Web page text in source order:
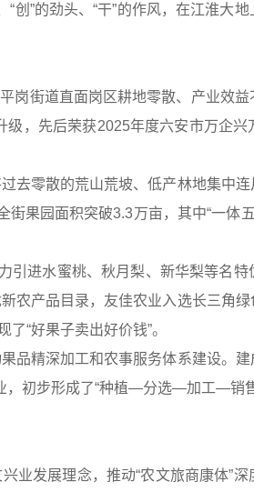
”的劲头、“干”的作风，在江淮大地
岗街道直面岗区耕地零散、产业效
级，先后荣获2025年度六安市万企
去零散的荒山荒坡、低产林地集中
果园面积突破3.3万亩，其中“一体
引进水蜜桃、秋月梨、新华梨等名
农产品目录，友佳农业入选长三角绿
“好果子卖出好价钱”。
品精深加工和农事服务体系建设。
，初步形成了“种植—分选—加工—销
业发展理念，推动“农文旅商康体”